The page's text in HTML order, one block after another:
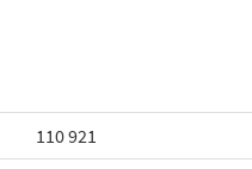
110 921